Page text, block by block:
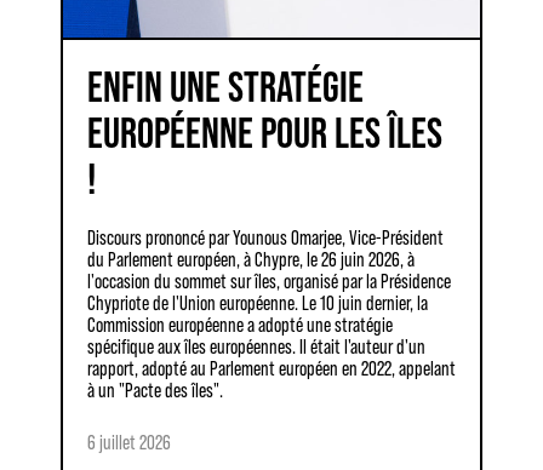
ENFIN UNE STRATÉGIE
EUROPÉENNE POUR LES ÎLES
!
Discours prononcé par Younous Omarjee, Vice-Président
du Parlement européen, à Chypre, le 26 juin 2026, à
l'occasion du sommet sur îles, organisé par la Présidence
Chypriote de l'Union européenne. Le 10 juin dernier, la
Commission européenne a adopté une stratégie
spécifique aux îles européennes. Il était l'auteur d'un
rapport, adopté au Parlement européen en 2022, appelant
à un "Pacte des îles".
6 juillet 2026